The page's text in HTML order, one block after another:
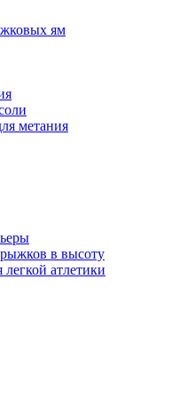
ям
метания
в высоту
атлетики